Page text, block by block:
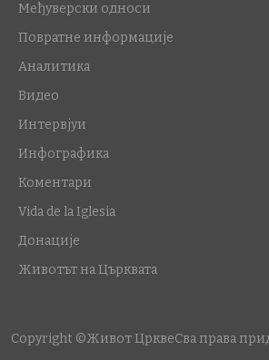
Међуверски односи
Повратне информације
Аналитика
Видео
Интервјуи
Инфографика
Коментари
Vida de la Iglesia
Донације
Животът на Църквата
Copyright ©Живот ЦрквеСва права